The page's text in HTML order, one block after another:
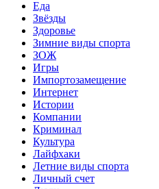
Еда
Звёзды
Здоровье
Зимние виды спорта
ЗОЖ
Игры
Импортозамещение
Интернет
Истории
Компании
Криминал
Культура
Лайфхаки
Летние виды спорта
Личный счет